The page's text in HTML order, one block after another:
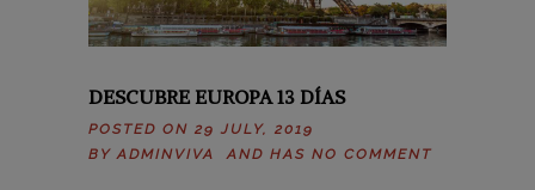
DESCUBRE EUROPA 13 DÍAS
POSTED ON 29 JULY, 2019
BYADMINVIVA AND HAS NO COMMENT